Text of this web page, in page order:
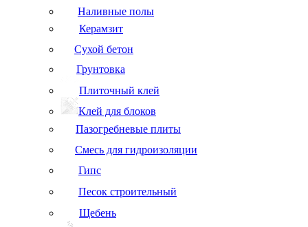
Наливные полы
Керамзит
Сухой бетон
Грунтовка
Плиточный клей
Клей для блоков
Пазогребневые плиты
Смесь для гидроизоляции
Гипс
Песок строительный
Щебень